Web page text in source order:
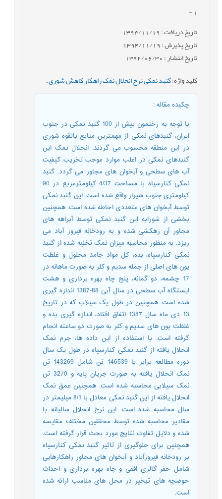
-
تاریخ دریافت : 1394/11/19
تاریخ پذیرش : 1394/11/19
تاریخ انتشار : 1392/06/30
کلید واژه:گنبد نمکی نرخ انحلال نمک راهکار کاهش شوری.,
چکیده مقاله:
با توجه به رخنمون بیش از 100 گنبد نمکی در جنوب
ایران، گنبدهای نمکی از مهمترین منابع بالقوه شوری
در این منطقه محسوب می گردند. انحلال نمک این
گنبدهای نمکی در اغلب موارد موجب تخریب کیفیت
آب های سطحی و آبخوان های مجاور می گردد. گنبد
نمکی کنارسیاه با مساحت 4/37 کیلومترمربع در 90
کیلومتری جنوب شیراز واقع شده است. این گنبد نمکی
توسط آبخوان های متعددی احاطه شده است. همچنین
بخشی از شورابه این گنبد نمکی توسط آبراهه های
مجاور آن زهکشی شده و به رودخانه فیروز آباد می
ریزد. به منظور محاسبه میزان نمک تخلیه شده از گنبد
نمکی کنارسیاه، بده، کل مواد جامد محلول و غلظت
یون های اصلی از جمله سدیم و کلر به صورت ماهانه در
17 چشمه، دو گمانه، پنج چاه بهره برداری و هشت
ایستگاه آب سطحی در سال آبی 88-1387 اندازه گیری
شده است. همچنین در طول یک سیلاب که در تاریخ
13 دی ماه سال 1387 اتفاق افتاد، اندازه گیری بده و
غلظت یون های سدیم و کلر به صورت دو ساعته انجام
گرفته است. با استفاده از این داده ها، جرم نمک
انحلال یافته از گنبد نمکی کنارسیاه در طول یک سال
دوره مطالعه برابر با 146539 تن شامل 143269 تن
نمک انحلال یافته به صورت جریان پایه و 3270 تن
نمک سیلابی محاسبه شده است. همچنین عمق نمک
انحلال یافته از این گنبد نمکی معادل با 8/1 میلیمتر در
سال محاسبه شده است. این نرخ انحلال سالیانه با
مقادیر محاسبه شده توسط محققین مختلف مقایسه
شده و دلایل تفاوت نتایج مورد بحث قرار گرفته است.
همچنین برای جلوگیری از تاثیر گنبد نمکی کنارسیاه
بر رودخانه فیروزآباد و آبخوان های مجاور راهکارهایی
شامل حفر گالری افقی و چاه بهره برداری و احداث
حوضچه های تبخیر در محل های مناسب ارائه شده
است.